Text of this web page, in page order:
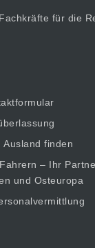
finden
– Ihr
und Osteuropa